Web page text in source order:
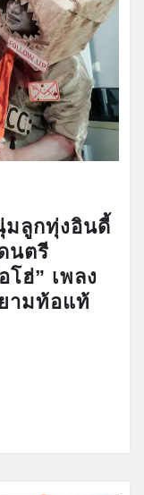
มลูกทุ่งอินดี้
นตรี
โฮ่” เพลง
ามท้อแท้